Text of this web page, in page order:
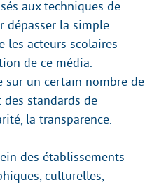
aux techniques de
dépasser la simple
les acteurs scolaires
de ce média.
sur un certain nombre de
des standards de
la transparence.
des établissements
culturelles,